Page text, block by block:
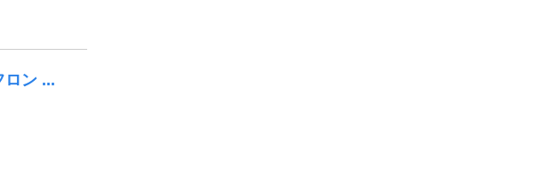
ロン ...